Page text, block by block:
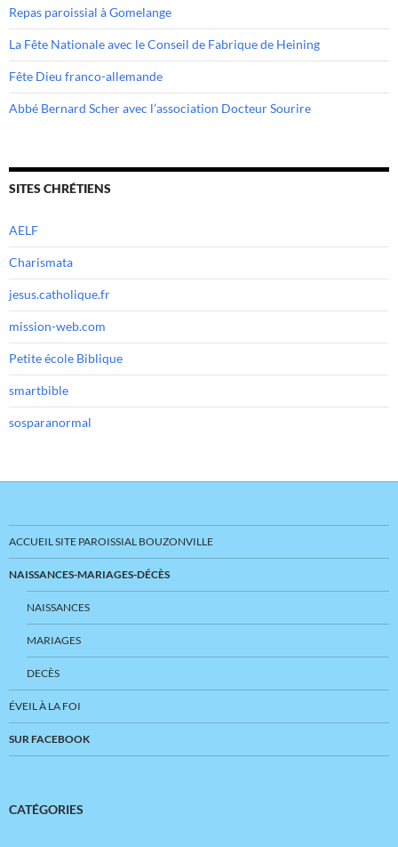
t
e
Repas paroissial à Gomelange
La Fête Nationale avec le Conseil de Fabrique de Heining
Fête Dieu franco-allemande
Abbé Bernard Scher avec l’association Docteur Sourire
SITES CHRÉTIENS
AELF
Charismata
jesus.catholique.fr
mission-web.com
Petite école Biblique
smartbible
sosparanormal
ACCUEIL SITE PAROISSIAL BOUZONVILLE
NAISSANCES-MARIAGES-DÉCÈS
NAISSANCES
MARIAGES
DECÈS
ÉVEIL À LA FOI
SUR FACEBOOK
CATÉGORIES